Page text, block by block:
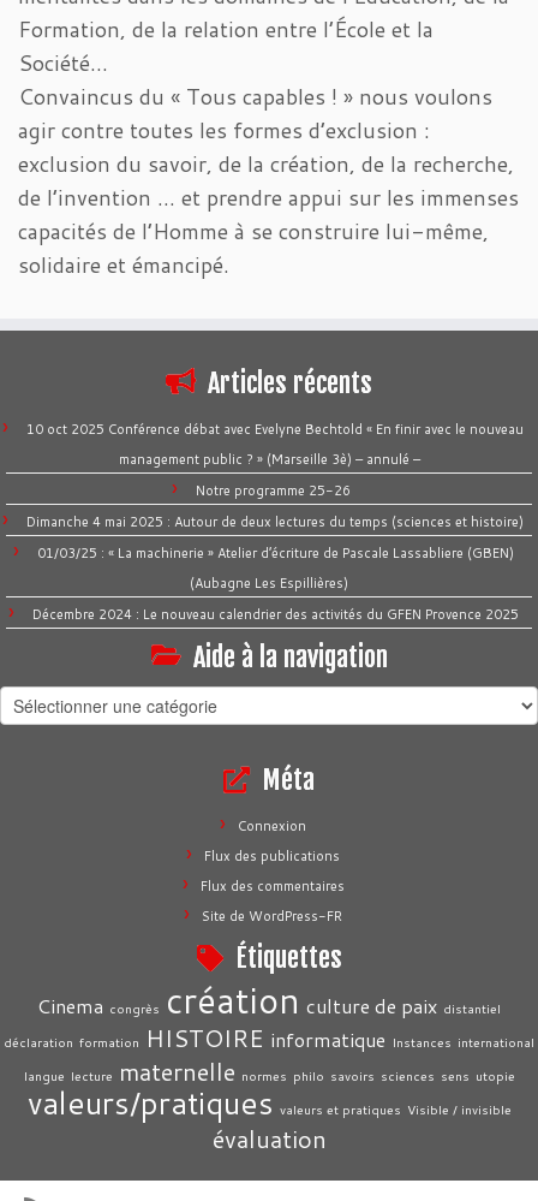
Formation, de la relation entre l’École et la
Société…
Convaincus du « Tous capables ! » nous voulons
agir contre toutes les formes d’exclusion :
exclusion du savoir, de la création, de la recherche,
de l’invention … et prendre appui sur les immenses
capacités de l’Homme à se construire lui-même,
solidaire et émancipé.
Articles récents
10 oct 2025 Conférence débat avec Evelyne Bechtold « En finir avec le nouveau
management public ? » (Marseille 3è) – annulé –
Notre programme 25-26
Dimanche 4 mai 2025 : Autour de deux lectures du temps (sciences et histoire)
01/03/25 : « La machinerie » Atelier d’écriture de Pascale Lassabliere (GBEN)
(Aubagne Les Espillières)
Décembre 2024 : Le nouveau calendrier des activités du GFEN Provence 2025
Aide à la navigation
Aide
à
Méta
Connexion
Flux des publications
Flux des commentaires
Site de WordPress-FR
Étiquettes
Cinema congrès création culture de paix distantiel
déclaration formation HISTOIRE informatique Instances international
langue lecture maternelle normes philo savoirs sciences sens utopie
valeurs/pratiques valeurs et pratiques Visible / invisible
évaluation